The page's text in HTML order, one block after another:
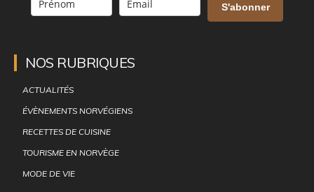
S'abonner
NOS RUBRIQUES
ACTUALITÉS
ÉVÈNEMENTS NORVÉGIENS
RECETTES DE CUISINE
TOURISME EN NORVÈGE
MODE DE VIE